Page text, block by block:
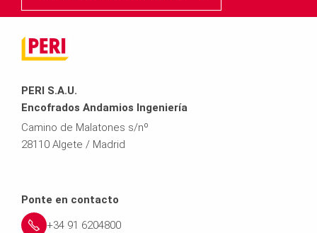
PERI S.A.U.
Encofrados Andamios Ingeniería
Camino de Malatones s/nº
28110 Algete / Madrid
Ponte en contacto
+34 91 6204800